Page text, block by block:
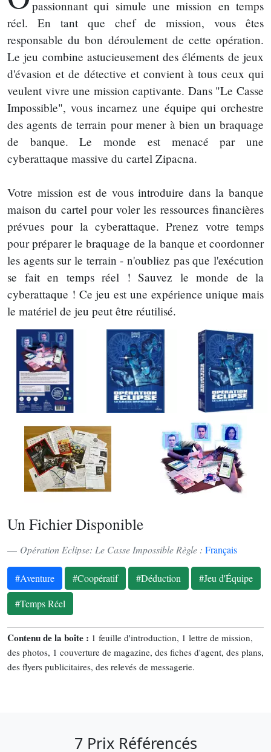
passionnant qui simule une mission en temps
réel. En tant que chef de mission, vous êtes
responsable du bon déroulement de cette opération.
Le jeu combine astucieusement des éléments de jeux
d'évasion et de détective et convient à tous ceux qui
veulent vivre une mission captivante. Dans "Le Casse
Impossible", vous incarnez une équipe qui orchestre
des agents de terrain pour mener à bien un braquage
de banque. Le monde est menacé par une
cyberattaque massive du cartel Zipacna.
Votre mission est de vous introduire dans la banque
maison du cartel pour voler les ressources financières
prévues pour la cyberattaque. Prenez votre temps
pour préparer le braquage de la banque et coordonner
les agents sur le terrain - n'oubliez pas que l'exécution
se fait en temps réel ! Sauvez le monde de la
cyberattaque ! Ce jeu est une expérience unique mais
le matériel de jeu peut être réutilisé.
Un Fichier Disponible
Opération Eclipse: Le Casse Impossible Règle : Français
#Aventure #Coopératif #Déduction
#Jeu d'Équipe
#Temps Réel
Contenu de la boîte : 1 feuille d'introduction, 1 lettre de mission,
des photos, 1 couverture de magazine, des fiches d'agent, des plans,
des flyers publicitaires, des relevés de messagerie.
7 Prix Référencés